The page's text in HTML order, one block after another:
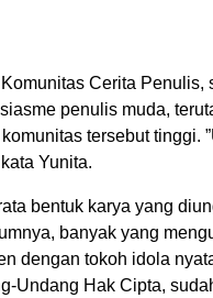
Cerita Penulis,
penulis muda,
tersebut tinggi.
Yunita.
bentuk karya yang
banyak yang
dengan tokoh idola
Undang Hak Cipta,